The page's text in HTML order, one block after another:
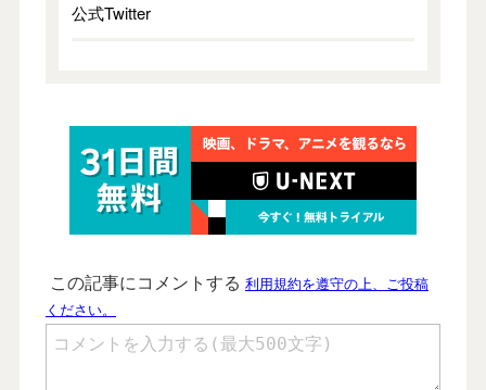
公式Twitter